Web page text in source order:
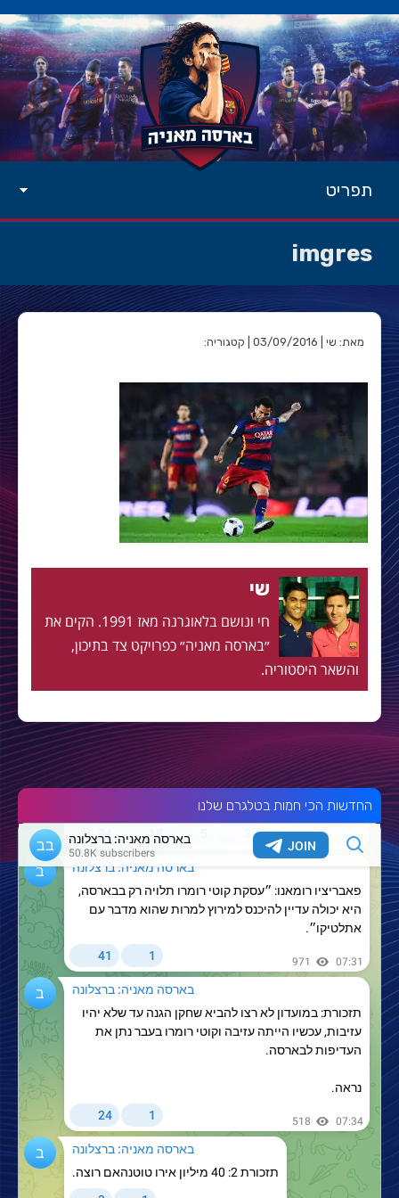
תפריט
imgres
מאת: שי | 03/09/2016 | קטגוריה:
שי
חי ונושם בלאוגרנה מאז 1991. הקים את
״בארסה מאניה״ כפרויקט צד בתיכון,
והשאר היסטוריה.
החדשות הכי חמות בטלגרם שלנו